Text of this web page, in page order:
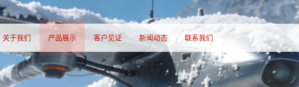
关于我们 产品展示 客户见证 新闻动态 联系我们